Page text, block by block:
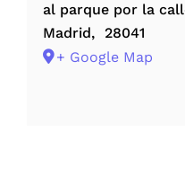
al parque por la
Madrid, 28041
+ Google Map